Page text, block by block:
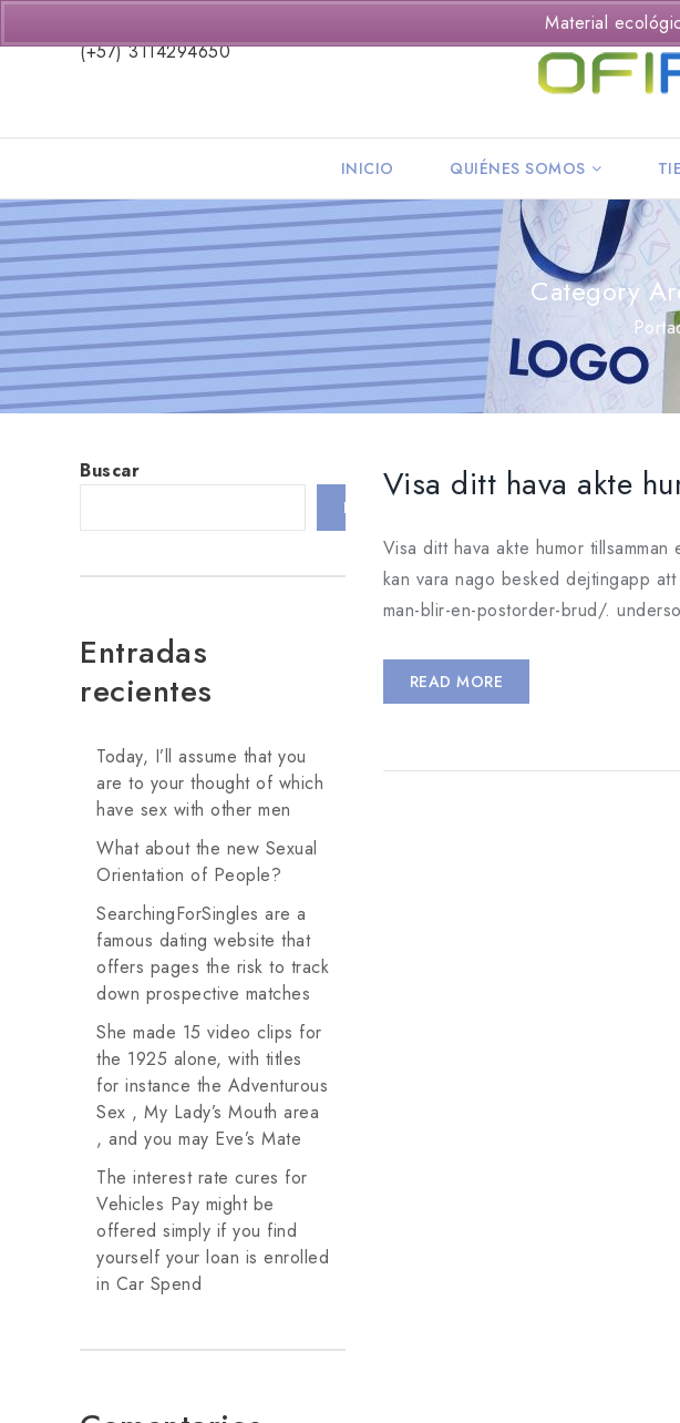
(+57) 3114294650
INICIO QUIÉNES SOMOS
Category
Visa ditt hava akte
Visa ditt hava akte humor
kan vara nago besked dejtingapp
man-blir-en-postorder-brud/.
READ MORE
Buscar
BUSCAR
Entradas
recientes
Today, I’ll assume that you
are to your thought of which
have sex with other men
What about the new Sexual
Orientation of People?
SearchingForSingles are a
famous dating website that
offers pages the risk to track
down prospective matches
She made 15 video clips for
the 1925 alone, with titles
for instance the Adventurous
Sex , My Lady’s Mouth area
, and you may Eve’s Mate
The interest rate cures for
Vehicles Pay might be
offered simply if you find
yourself your loan is enrolled
in Car Spend
Material